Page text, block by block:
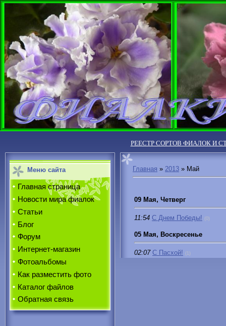
РЕЕСТР СОРТОВ ФИАЛОК И
Меню сайта
Главная страница
Новости мира фиалок
Статьи
Блог
Форум
Интернет-магазин
Фотоальбомы
Как разместить фото
Каталог файлов
Обратная связь
Главная » 2013 » Май
09 Мая, Четверг
11:54 С Днем Победы! (0)
05 Мая, Воскресенье
02:07 С Пасхой! (1)